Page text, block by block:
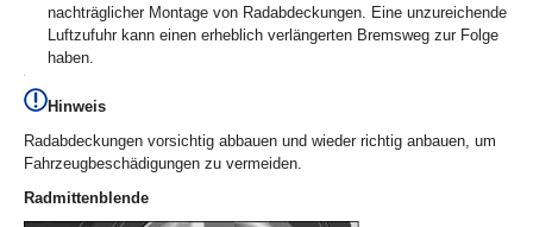
nachträglicher Montage von Radabdeckungen. Eine unzureichende
Luftzufuhr kann einen erheblich verlängerten Bremsweg zur Folge
haben.
Hinweis
Radabdeckungen vorsichtig abbauen und wieder richtig anbauen, um
Fahrzeugbeschädigungen zu vermeiden.
Radmittenblende